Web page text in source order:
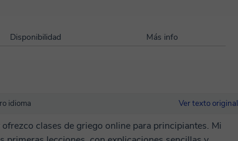
Disponibilidad Más info
idioma Ver texto original
clases de griego online para principiantes. Mi